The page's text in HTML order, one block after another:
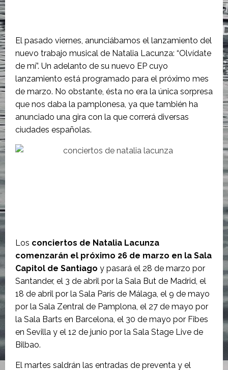
El pasado viernes, anunciábamos el lanzamiento del
nuevo trabajo musical de Natalia Lacunza: “Olvídate
de mí”. Un adelanto de su nuevo EP cuyo
lanzamiento está programado para el próximo mes
de marzo. No obstante, ésta no era la única sorpresa
que nos daba la pamplonesa, ya que también ha
anunciado una gira con la que correrá diversas
ciudades españolas.
Los conciertos de Natalia Lacunza
comenzarán el próximo 26 de marzo en la Sala
Capitol de Santiago y pasará el 28 de marzo por
Santander, el 3 de abril por la Sala But de Madrid, el
18 de abril por la Sala París de Málaga, el 9 de mayo
por la Sala Zentral de Pamplona, el 27 de mayo por
la Sala Barts en Barcelona, el 30 de mayo por Fibes
en Sevilla y el 12 de junio por la Sala Stage Live de
Bilbao.
El martes saldrán las entradas de preventa y el